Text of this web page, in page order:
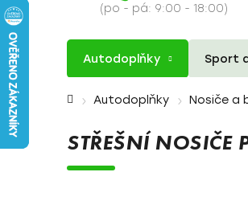
(po - pá: 9:00 - 18:00)
Autodoplňky Sport
Domů Autodoplňky Nosiče a
STŘEŠNÍ